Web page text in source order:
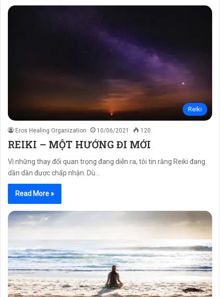
Reiki
Eros Healing Organization 10/06/2021 120
REIKI – MỘT HƯỚNG ĐI MỚI
Vì những thay đổi quan trọng đang diễn ra, tôi tin rằng Reiki đang
dần dần được chấp nhận. Dù…
Read More »